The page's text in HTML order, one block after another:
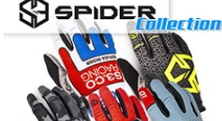
Los clientes
También han
GUANTES SPIDER S3